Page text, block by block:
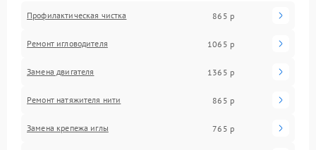
Профилактическая чистка 865 р
Ремонт игловодителя 1065 р
Замена двигателя 1365 р
Ремонт натяжителя нити 865 р
Замена крепежа иглы 765 р